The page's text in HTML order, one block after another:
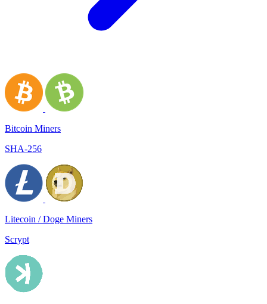
Bitcoin Miners
SHA-256
Litecoin / Doge Miners
Scrypt